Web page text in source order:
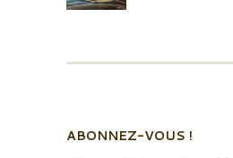
ABONNEZ-VOUS !